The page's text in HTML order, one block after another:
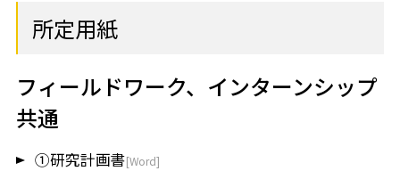
所定用紙
フィールドワーク、インターンシップ
共通
①研究計画書